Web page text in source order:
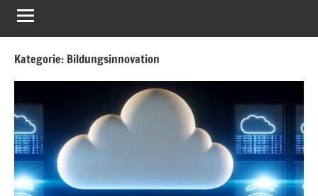
Speicher
Euro
/
mtl
Kategorie: Bildungsinnovation